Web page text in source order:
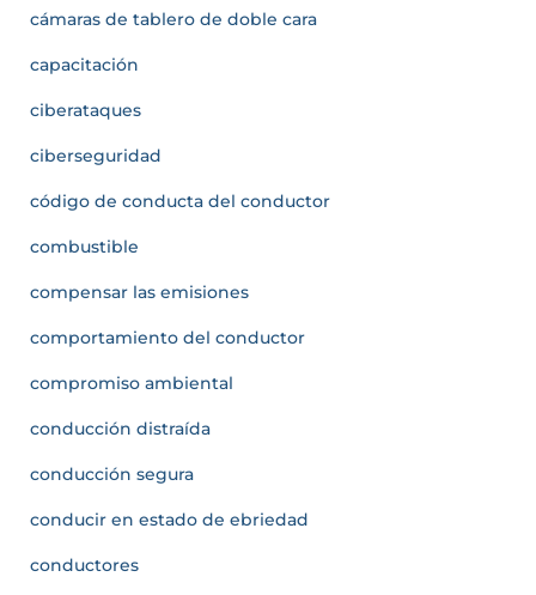
cámaras de tablero de doble cara
capacitación
ciberataques
ciberseguridad
código de conducta del conductor
combustible
compensar las emisiones
comportamiento del conductor
compromiso ambiental
conducción distraída
conducción segura
conducir en estado de ebriedad
conductores